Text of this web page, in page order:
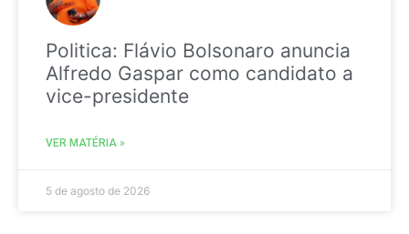
Politica: Flávio Bolsonaro anuncia
Alfredo Gaspar como candidato a
vice-presidente
VER MATÉRIA »
5 de agosto de 2026